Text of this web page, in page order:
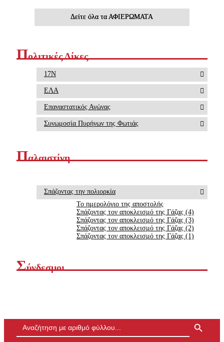
Δείτε όλα τα ΑΦΙΕΡΩΜΑΤΑ
Πολιτικές Δίκες
17Ν
ΕΛΑ
Επαναστατικός Αγώνας
Συνωμοσία Πυρήνων της Φωτιάς
Παλαιστίνη
Σπάζοντας την πολιορκία
Το ημερολόγιο της αποστολής
Σπάζοντας τον αποκλεισμό της Γάζας (4)
Σπάζοντας τον αποκλεισμό της Γάζας (3)
Σπάζοντας τον αποκλεισμό της Γάζας (2)
Σπάζοντας τον αποκλεισμό της Γάζας (1)
Σύνδεσμοι
for:
Search Button